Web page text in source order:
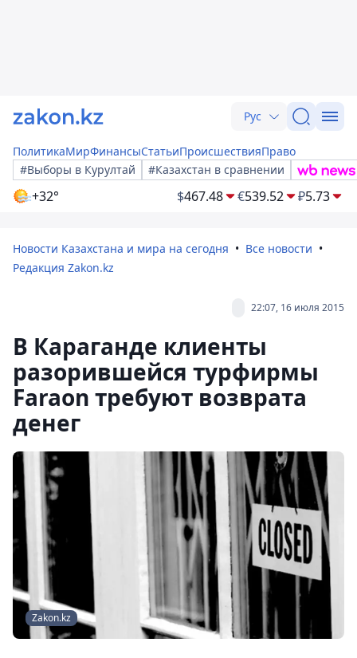
Рус
ПолитикаМирФинансыСтатьиПроисшествияПраво
#Выборы в Курултай
#Казахстан в сравнении
+32° $467.48 €539.52 ₽5.73
Новости Казахстана и мира на сегодня
Все новости
Редакция Zakon.kz
22:07, 16 июля 2015
В Караганде клиенты
разорившейся турфирмы
Faraon требуют возврата
денег
Zakon.kz